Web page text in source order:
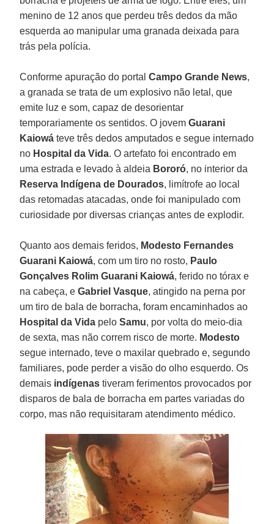
menino de 12 anos que perdeu três dedos da mão
esquerda ao manipular uma granada deixada para
trás pela polícia.
Conforme apuração do portalCampo Grande News,
a granada se trata de um explosivo não letal, que
emite luz e som, capaz de desorientar
temporariamente os sentidos. O jovemGuarani
Kaiowá teve três dedos amputados e segue internado
no Hospital da Vida. O artefato foi encontrado em
uma estrada e levado à aldeia Bororó, no interior da
Reserva Indígena de Dourados, limítrofe ao local
das retomadas atacadas, onde foi manipulado com
curiosidade por diversas crianças antes de explodir.
Quanto aos demais feridos, Modesto Fernandes
Guarani Kaiowá, com um tiro no rosto, Paulo
Gonçalves Rolim Guarani Kaiowá, ferido no tórax e
na cabeça, eGabriel Vasque, atingido na perna por
um tiro de bala de borracha, foram encaminhados ao
Hospital da Vida peloSamu, por volta do meio-dia
de sexta, mas não correm risco de morte. Modesto
segue internado, teve o maxilar quebrado e, segundo
familiares, pode perder a visão do olho esquerdo. Os
demais indígenas tiveram ferimentos provocados por
disparos de bala de borracha em partes variadas do
corpo, mas não requisitaram atendimento médico.